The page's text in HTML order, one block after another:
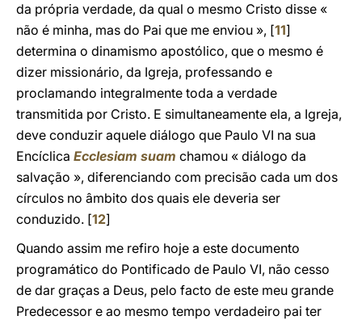
da própria verdade, da qual o mesmo Cristo disse «
não é minha, mas do Pai que me enviou », [11]
determina o dinamismo apostólico, que o mesmo é
dizer missionário, da Igreja, professando e
proclamando integralmente toda a verdade
transmitida por Cristo. E simultaneamente ela, a Igreja,
deve conduzir aquele diálogo que Paulo VI na sua
Encíclica Ecclesiam suam chamou « diálogo da
salvação », diferenciando com precisão cada um dos
círculos no âmbito dos quais ele deveria ser
conduzido. [12]
Quando assim me refiro hoje a este documento
programático do Pontificado de Paulo VI, não cesso
de dar graças a Deus, pelo facto de este meu grande
Predecessor e ao mesmo tempo verdadeiro pai ter